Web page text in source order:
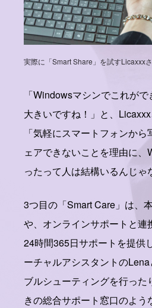
実際に「Smart Share」を試すLicaxxx
「Windowsマシンでこれが
大きいですね！」と、Licaxxx
「気軽にスマートフォンか
ェアできないことを理由に
ったって人は結構いるんじゃ
3つ目の「Smart Care」は、
や、オンラインサポートと連
24時間365日サポートを提供
ーチャルアシスタントの
ブルシューティングを行った
きの総合サポート窓口のよう